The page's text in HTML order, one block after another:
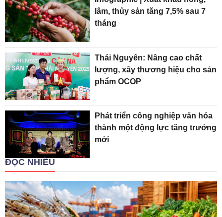
lâm, thủy sản tăng 7,5% sau 7
tháng
Thái Nguyên: Nâng cao chất
lượng, xây thương hiệu cho sản
phẩm OCOP
Phát triển công nghiệp văn hóa
thành một động lực tăng trưởng
mới
ĐỌC NHIỀU